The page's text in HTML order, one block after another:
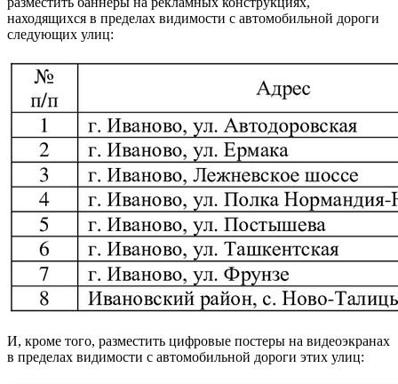
находящихся в пределах видимости с автомобильной дороги
следующих улиц:
И, кроме того, разместить цифровые постеры на видеоэкранах
в пределах видимости с автомобильной дороги этих улиц: